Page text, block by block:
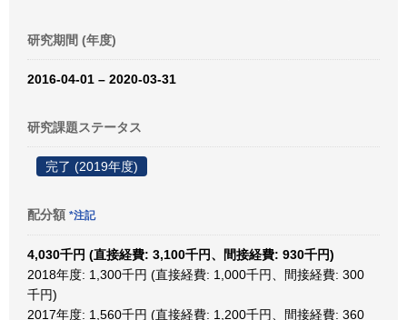
研究期間 (年度)
2016-04-01 – 2020-03-31
研究課題ステータス
完了 (2019年度)
配分額 *注記
4,030千円 (直接経費: 3,100千円、間接経費: 930千円)
2018年度: 1,300千円 (直接経費: 1,000千円、間接経費: 300
千円)
2017年度: 1,560千円 (直接経費: 1,200千円、間接経費: 360